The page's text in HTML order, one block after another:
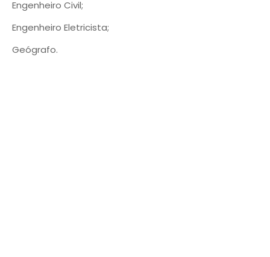
Engenheiro Civil;
Engenheiro Eletricista;
Geógrafo.